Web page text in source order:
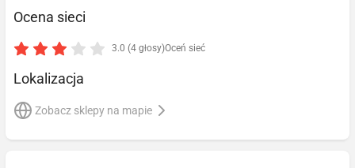
Ocena sieci
3.0 (4 głosy)Oceń sieć
Lokalizacja
Zobacz sklepy na mapie